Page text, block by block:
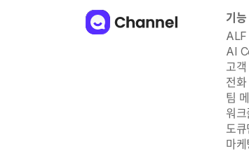
기능
ALF
AI
고객
전화
팀
워
도
마케